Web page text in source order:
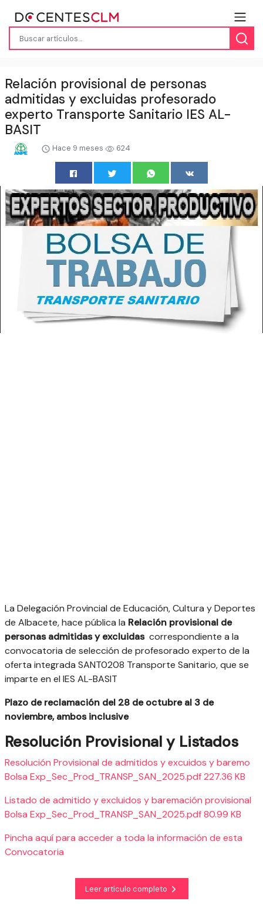
Relación provisional de personas
admitidas y excluidas profesorado
experto Transporte Sanitario IES AL-
BASIT
Hace 9 meses 624
La Delegación Provincial de Educación, Cultura y Deportes
de Albacete, hace pública la Relación provisional de
personas admitidas y excluidascorrespondiente a la
convocatoria de selección de profesorado experto de la
oferta integrada SANT0208 Transporte Sanitario, que se
imparte en el IES AL-BASIT
Plazo de reclamación del 28 de octubre al 3 de
noviembre, ambos inclusive
Resolución Provisional y Listados
Resolución Provisional de admitidos y excuidos y baremo
Bolsa Exp_Sec_Prod_TRANSP_SAN_2025.pdf 227.36 KB
Listado de admitido y excluidos y baremación provisional
Bolsa Exp_Sec_Prod_TRANSP_SAN_2025.pdf 80.99 KB
Pincha aquí para acceder a toda la información de esta
Convocatoria
Leer artículo completo